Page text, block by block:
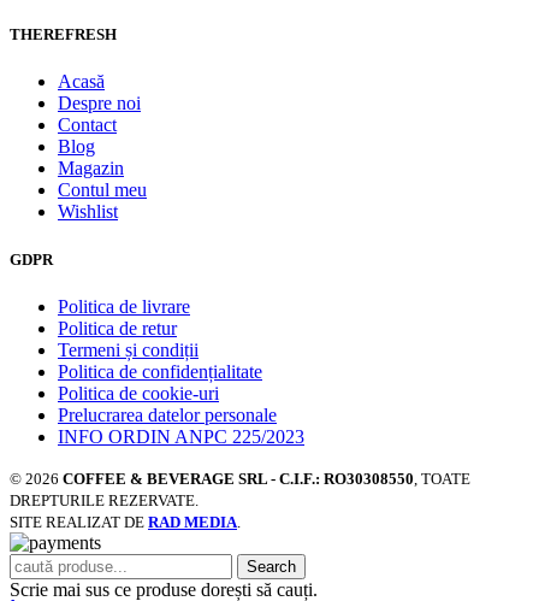
THEREFRESH
Acasă
Despre noi
Contact
Blog
Magazin
Contul meu
Wishlist
GDPR
Politica de livrare
Politica de retur
Termeni și condiții
Politica de confidențialitate
Politica de cookie-uri
Prelucrarea datelor personale
INFO ORDIN ANPC 225/2023
© 2026 COFFEE & BEVERAGE SRL - C.I.F.: RO30308550 , TOATE
DREPTURILE REZERVATE.
SITE REALIZAT DE RAD MEDIA
Search
Scrie mai sus ce produse dorești să cauți.